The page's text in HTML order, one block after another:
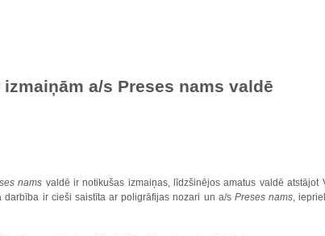
izmaiņām a/s Preses nams valdē
nams valdē ir notikušas izmaiņas, līdzšinējos amatus valdē
ir cieši saistīta ar poligrāfijas nozari un a/s Preses nams,